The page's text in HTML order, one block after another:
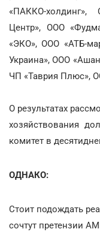
«ПАККО-
Центр», ООО
«ЭКО», ООО «АТБ-
Украина», ООО
ЧП «Таврия Плюс»,
О результатах
хозяйствования
комитет в
ОДНАКО:
Стоит подождать
сочтут претензии